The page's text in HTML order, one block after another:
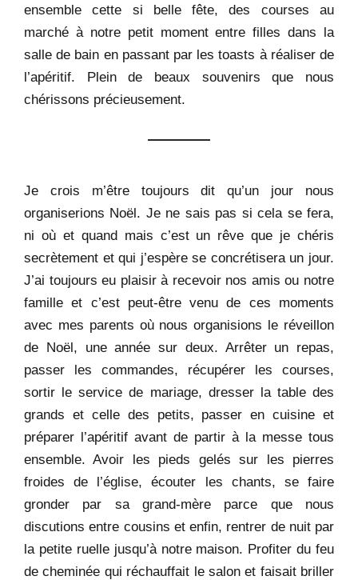
ensemble cette si belle fête, des courses au
marché à notre petit moment entre filles dans la
salle de bain en passant par les toasts à réaliser de
l’apéritif. Plein de beaux souvenirs que nous
chérissons précieusement.
Je crois m’être toujours dit qu’un jour nous
organiserions Noël. Je ne sais pas si cela se fera,
ni où et quand mais c’est un rêve que je chéris
secrètement et qui j’espère se concrétisera un jour.
J’ai toujours eu plaisir à recevoir nos amis ou notre
famille et c’est peut-être venu de ces moments
avec mes parents où nous organisions le réveillon
de Noël, une année sur deux. Arrêter un repas,
passer les commandes, récupérer les courses,
sortir le service de mariage, dresser la table des
grands et celle des petits, passer en cuisine et
préparer l’apéritif avant de partir à la messe tous
ensemble. Avoir les pieds gelés sur les pierres
froides de l’église, écouter les chants, se faire
gronder par sa grand-mère parce que nous
discutions entre cousins et enfin, rentrer de nuit par
la petite ruelle jusqu’à notre maison. Profiter du feu
de cheminée qui réchauffait le salon et faisait briller